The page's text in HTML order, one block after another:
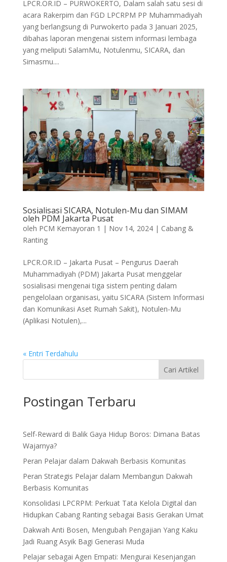
LPCR.OR.ID – PURWOKERTO, Dalam salah satu sesi di
acara Rakerpim dan FGD LPCRPM PP Muhammadiyah
yang berlangsung di Purwokerto pada 3 Januari 2025,
dibahas laporan mengenai sistem informasi lembaga
yang meliputi SalamMu, Notulenmu, SICARA, dan
Simasmu....
Sosialisasi SICARA, Notulen-Mu dan SIMAM
oleh PDM Jakarta Pusat
oleh PCM Kemayoran 1 | Nov 14, 2024| Cabang &
Ranting
LPCR.OR.ID – Jakarta Pusat – Pengurus Daerah
Muhammadiyah (PDM) Jakarta Pusat menggelar
sosialisasi mengenai tiga sistem penting dalam
pengelolaan organisasi, yaitu SICARA (Sistem Informasi
dan Komunikasi Aset Rumah Sakit), Notulen-Mu
(Aplikasi Notulen),...
« Entri Terdahulu
Cari Artikel
Postingan Terbaru
Self-Reward di Balik Gaya Hidup Boros: Dimana Batas
Wajarnya?
Peran Pelajar dalam Dakwah Berbasis Komunitas
Peran Strategis Pelajar dalam Membangun Dakwah
Berbasis Komunitas
Konsolidasi LPCRPM: Perkuat Tata Kelola Digital dan
Hidupkan Cabang Ranting sebagai Basis Gerakan Umat
Dakwah Anti Bosen, Mengubah Pengajian Yang Kaku
Jadi Ruang Asyik Bagi Generasi Muda
Pelajar sebagai Agen Empati: Mengurai Kesenjangan